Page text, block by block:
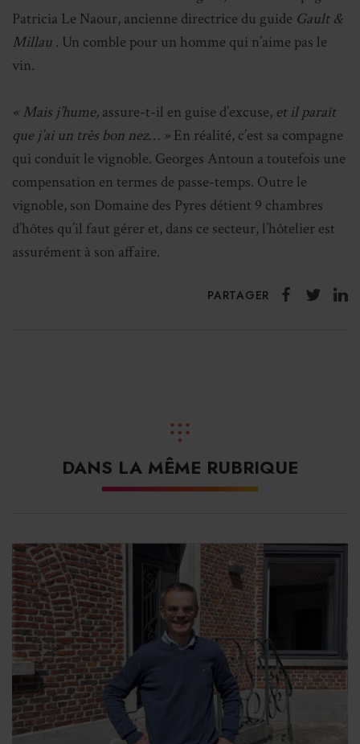
Patricia Le Naour, ancienne directrice du guide Gault &
Millau . Un comble pour un homme qui n’aime pas le
vin.
« Mais j’hume, assure-t-il en guise d’excuse, et il paraît
que j’ai un très bon nez… » En réalité, c’est sa compagne
qui conduit le vignoble. Georges Antoun a toutefois une
compensation en termes de passe-temps. Outre le
vignoble, son Domaine des Pyres détient 9 chambres
d’hôtes qu’il faut gérer et, dans ce secteur, l’hôtelier est
assurément à son affaire.
PARTAGER
DANS LA MÊME RUBRIQUE